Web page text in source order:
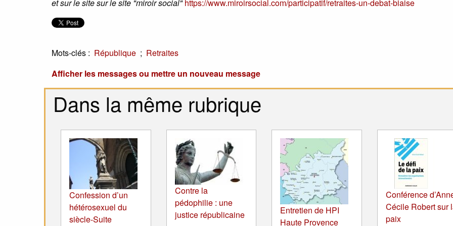
et sur le site sur le site "miroir social"https://www.miroirsocial.com/participatif/retraites-un-debat-biaise
Mots-clés : République ; Retraites
Afficher les messages ou mettre un nouveau message
Dans la même rubrique
Confession d’un
hétérosexuel du
siècle-Suite
Contre la
pédophilie : une
justice républicaine
Entretien de HPI
Haute Provence
Conférence
Cécile Robert sur
paix